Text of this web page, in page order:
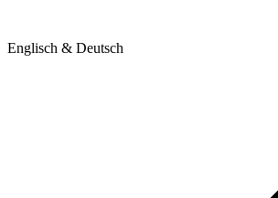
Englisch & Deutsch